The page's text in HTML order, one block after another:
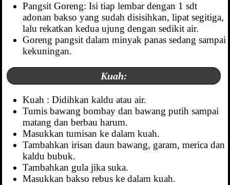
Pangsit Goreng: Isi tiap lembar dengan 1 sdt
adonan bakso yang sudah disisihkan, lipat segitiga,
lalu rekatkan kedua ujung dengan sedikit air.
Goreng pangsit dalam minyak panas sedang sampai
kekuningan.
Kuah:
Kuah : Didihkan kaldu atau air.
Tumis bawang bombay dan bawang putih sampai
matang dan berbau harum.
Masukkan tumisan ke dalam kuah.
Tambahkan irisan daun bawang, garam, merica dan
kaldu bubuk.
Tambahkan gula jika suka.
Masukkan bakso rebus ke dalam kuah.